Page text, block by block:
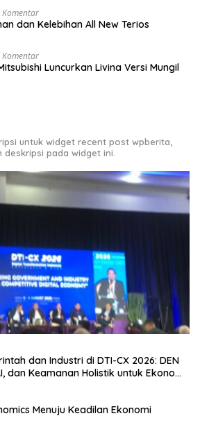
Komentar
dan Kelebihan All New Terios
Komentar
Luncurkan Livina Versi Mungil
untuk widget recent post wpberita,
deskripsi pada widget ini.
dan Industri di DTI-CX 2026: DEN
dan Keamanan Holistik untuk Ekonomi
Menuju Keadilan Ekonomi